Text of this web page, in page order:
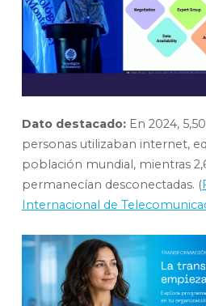
Dato destacado: En 2024,
personas utilizaban internet,
población mundial, mientras
permanecían desconectadas. (
Internacional de